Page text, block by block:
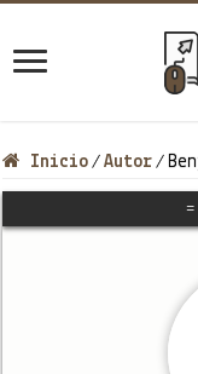
Inicio / Autor /